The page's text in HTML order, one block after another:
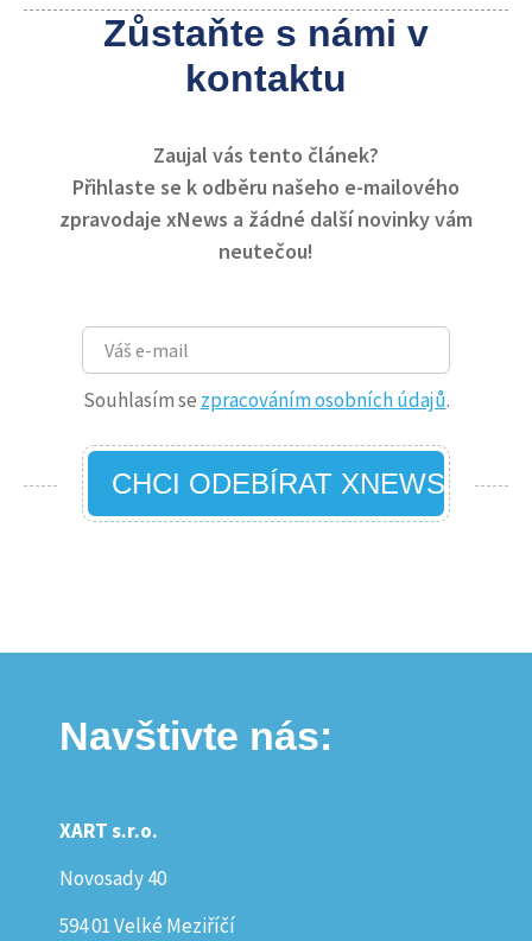
Zůstaňte s námi v
kontaktu
Zaujal vás tento článek?
Přihlaste se k odběru našeho e-mailového
zpravodaje xNews a žádné další novinky vám
neutečou!
Souhlasím se zpracováním osobních údajů.
CHCI ODEBÍRAT XNEWS
Navštivte nás:
XART s.r.o.
Novosady 40
594 01 Velké Meziříčí